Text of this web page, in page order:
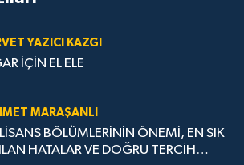
YAZICI KAZGI
İÇİN EL ELE
MARAŞANLI
BÖLÜMLERİNİN ÖNEMİ, EN SIK
HATALAR VE DOĞRU TERCİH